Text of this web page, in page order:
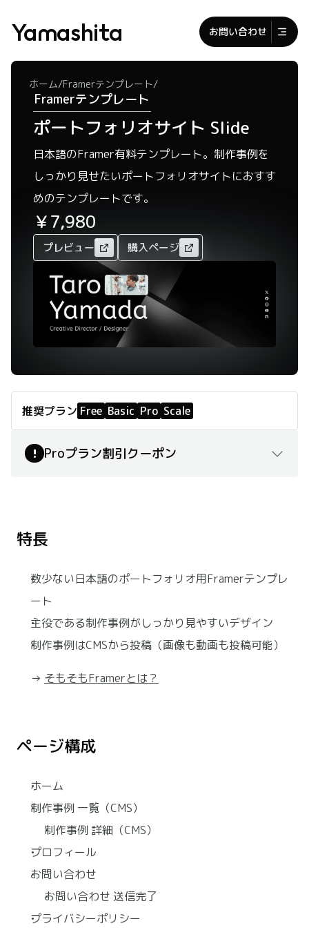
Yamashita お問い合わせ
ホーム/Framerテンプレート/
Framerテンプレート
ポートフォリオサイト Slide
日本語のFramer有料テンプレート。制作事例を
しっかり見せたいポートフォリオサイトにおすす
めのテンプレートです。
￥7,980
プレビュー 購入ページ
推奨プラン Free Basic Pro Scale
! Proプラン割引クーポン
特長
数少ない日本語のポートフォリオ用Framerテンプレ
ート
主役である制作事例がしっかり見やすいデザイン
制作事例はCMSから投稿（画像も動画も投稿可能）
→ そもそもFramerとは？
ページ構成
ホーム
制作事例 一覧（CMS）
制作事例 詳細（CMS）
プロフィール
お問い合わせ
お問い合わせ 送信完了
プライバシーポリシー